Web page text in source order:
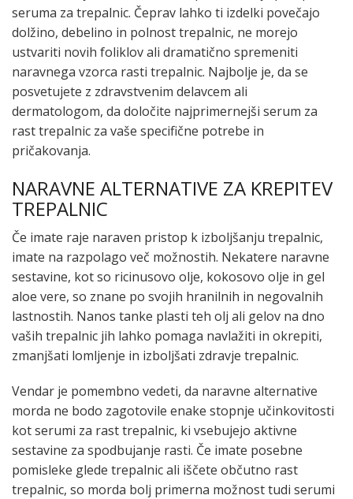
seruma za trepalnic. Čeprav lahko ti izdelki povečajo
dolžino, debelino in polnost trepalnic, ne morejo
ustvariti novih foliklov ali dramatično spremeniti
naravnega vzorca rasti trepalnic. Najbolje je, da se
posvetujete z zdravstvenim delavcem ali
dermatologom, da določite najprimernejši serum za
rast trepalnic za vaše specifične potrebe in
pričakovanja.
NARAVNE ALTERNATIVE ZA KREPITEV
TREPALNIC
Če imate raje naraven pristop k izboljšanju trepalnic,
imate na razpolago več možnostih. Nekatere naravne
sestavine, kot so ricinusovo olje, kokosovo olje in gel
aloe vere, so znane po svojih hranilnih in negovalnih
lastnostih. Nanos tanke plasti teh olj ali gelov na dno
vaših trepalnic jih lahko pomaga navlažiti in okrepiti,
zmanjšati lomljenje in izboljšati zdravje trepalnic.
Vendar je pomembno vedeti, da naravne alternative
morda ne bodo zagotovile enake stopnje učinkovitosti
kot serumi za rast trepalnic, ki vsebujejo aktivne
sestavine za spodbujanje rasti. Če imate posebne
pomisleke glede trepalnic ali iščete občutno rast
trepalnic, so morda bolj primerna možnost tudi serumi